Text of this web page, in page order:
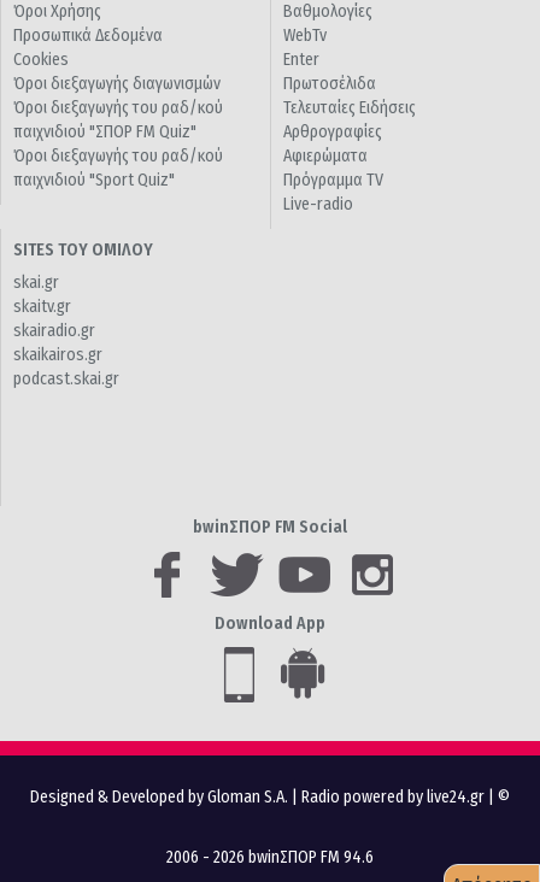
Όροι Χρήσης
Προσωπικά Δεδομένα
Cookies
Όροι διεξαγωγής διαγωνισμών
Όροι διεξαγωγής του ραδ/κού
παιχνιδιού "ΣΠΟΡ FM Quiz"
Όροι διεξαγωγής του ραδ/κού
παιχνιδιού "Sport Quiz"
Βαθμολογίες
WebTv
Enter
Πρωτοσέλιδα
Τελευταίες Ειδήσεις
Αρθρογραφίες
Αφιερώματα
Πρόγραμμα TV
Live-radio
SITES ΤΟΥ ΟΜΙΛΟΥ
skai.gr
skaitv.gr
skairadio.gr
skaikairos.gr
podcast.skai.gr
bwinΣΠΟΡ FM Social
Download App
Designed & Developed by Gloman S.A. Radio powered by live24.gr | ©
2006 - 2026 bwinΣΠΟΡ FM 94.6